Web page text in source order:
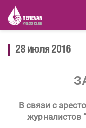
28 июля 2016
З
В связи с
журналистов